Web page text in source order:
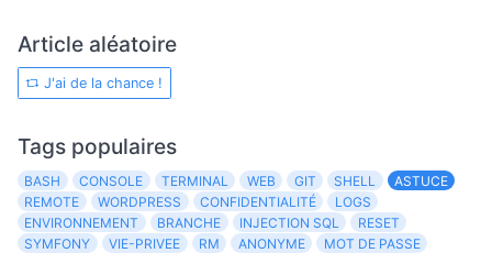
Article aléatoire
J'ai de la chance !
Tags populaires
BASH CONSOLE TERMINAL WEB GIT SHELL
ASTUCE
REMOTE
WORDPRESS CONFIDENTIALITÉ
LOGS
ENVIRONNEMENT
BRANCHE INJECTION SQL
RESET
SYMFONY
VIE-PRIVEE RM ANONYME
MOT DE PASSE